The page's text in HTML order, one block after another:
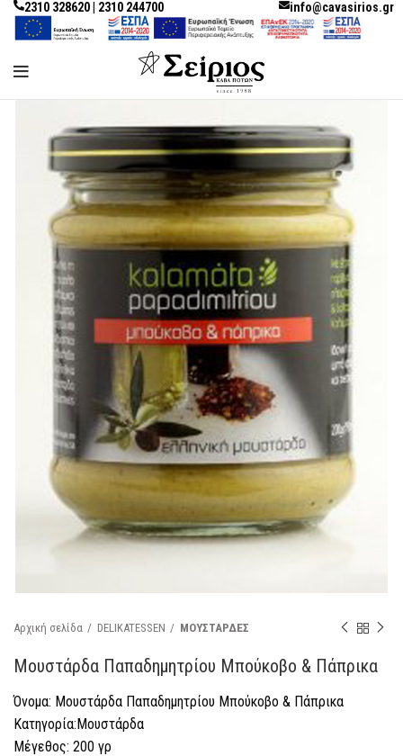
2310 328620 | 2310 244700 info@cavasirios.gr
Αρχική σελίδα DELIKATESSEN ΜΟΥΣΤΑΡΔΕΣ
Μουστάρδα Παπαδημητρίου Μπούκοβο & Πάπρικα
Όνομα: Μουστάρδα Παπαδημητρίου Μπούκοβο & Πάπρικα
Κατηγορία:Μουστάρδα
Μέγεθος: 200 γρ